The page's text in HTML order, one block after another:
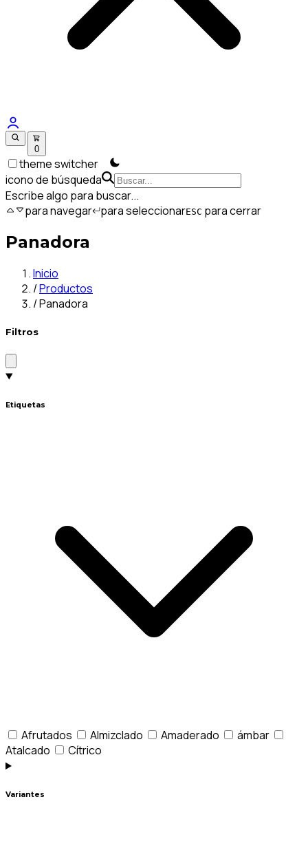
0
theme switcher
icono de búsqueda
Escribe algo para buscar...
para navegar para seleccionarESC para cerrar
Panadora
Inicio
/Productos
/Panadora
Filtros
Etiquetas
Afrutados Almizclado Amaderado
ámbar
Atalcado
Cítrico
Variantes